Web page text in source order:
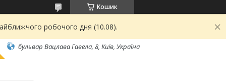
Кошик
робочого дня (10.08).
бульвар Вацлава Гавела, 8, Київ, Україна